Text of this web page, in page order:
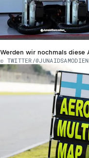
Werden wir nochmals diese
© TWITTER/@JUNAIDSAMODIEN